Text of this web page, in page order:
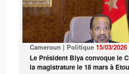
Cameroun | Politique 15/03/2026
Le Président Biya convoque le
la magistrature le 18 mars à